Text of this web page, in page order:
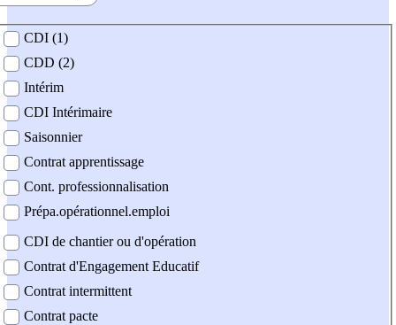
contrat
CDI (1)
CDD (2)
Intérim
CDI Intérimaire
Saisonnier
Contrat apprentissage
Cont. professionnalisation
Prépa.opérationnel.emploi
CDI de chantier ou d'opération
Contrat d'Engagement Educatif
Contrat intermittent
Contrat pacte